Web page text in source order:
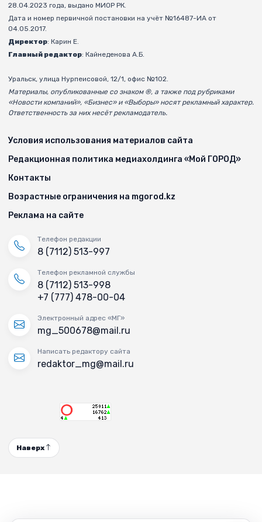
28.04.2023 года, выдано МИОР РК.
Дата и номер первичной постановки на учёт №16487-ИА от
04.05.2017.
Директор: Карин Е.
Главный редактор: Кайнеденова А.Б.
Уральск, улица Нурпеисовой, 12/1, офис №102.
Материалы, опубликованные со знаком ®, а также под рубриками
«Новости компаний», «Бизнес» и «Выборы» носят рекламный характер.
Ответственность за них несёт рекламодатель.
Условия использования материалов сайта
Редакционная политика медиахолдинга «Мой ГОРОД»
Контакты
Возрастные ограничения на mgorod.kz
Реклама на сайте
Телефон редакции
8 (7112) 513-997
Телефон рекламной службы
8 (7112) 513-998
+7 (777) 478-00-04
Электронный адрес «МГ»
mg_500678@mail.ru
Написать редактору сайта
redaktor_mg@mail.ru
Наверх